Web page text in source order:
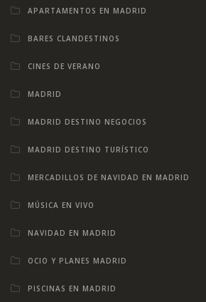
APARTAMENTOS EN MADRID
BARES CLANDESTINOS
CINES DE VERANO
MADRID
MADRID DESTINO NEGOCIOS
MADRID DESTINO TURÍSTICO
MERCADILLOS DE NAVIDAD EN MADRID
MÚSICA EN VIVO
NAVIDAD EN MADRID
OCIO Y PLANES MADRID
PISCINAS EN MADRID